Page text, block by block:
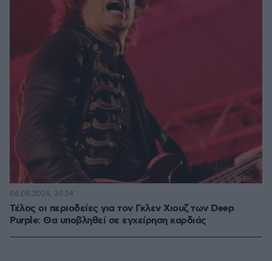
Τέλος οι περιοδείες για τον Γκλεν Χιουζ των Deep
Purple: Θα υποβληθεί σε εγχείρηση καρδιάς
06.08.2026, 20:24